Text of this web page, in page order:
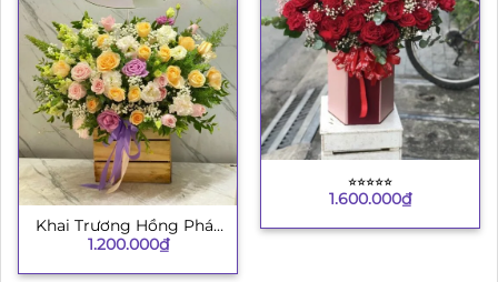
Khai Trương Hồng Phát
4
1.200.000₫
⭐︎⭐︎⭐︎⭐︎⭐︎
1.600.000₫